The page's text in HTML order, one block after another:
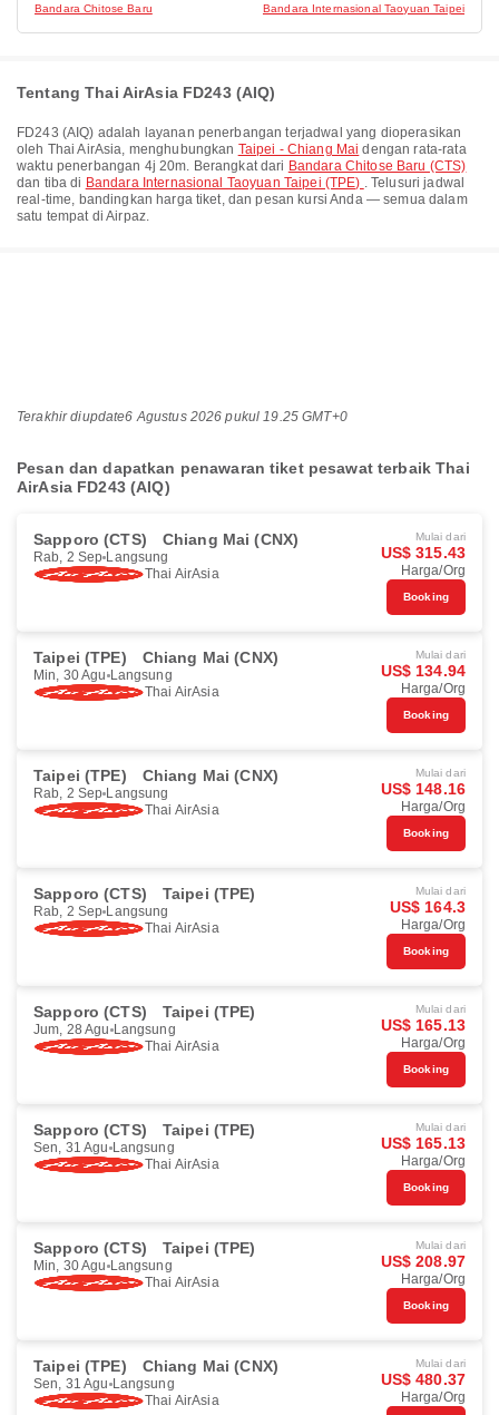
Bandara Chitose Baru Bandara Internasional Taoyuan Taipei
Tentang Thai AirAsia FD243 (AIQ)
FD243 (AIQ) adalah layanan penerbangan terjadwal yang dioperasikan
oleh Thai AirAsia, menghubungkan Taipei - Chiang Mai dengan rata-rata
waktu penerbangan 4j 20m. Berangkat dari Bandara Chitose Baru (CTS)
dan tiba di Bandara Internasional Taoyuan Taipei (TPE) . Telusuri jadwal
real-time, bandingkan harga tiket, dan pesan kursi Anda — semua dalam
satu tempat di Airpaz.
Terakhir diupdate6 Agustus 2026 pukul 19.25 GMT+0
Pesan dan dapatkan penawaran tiket pesawat terbaik Thai
AirAsia FD243 (AIQ)
Sapporo (CTS) Chiang Mai (CNX)
Rab, 2 Sep Langsung
Thai AirAsia
Mulai dari
US$ 315.43
Harga/Org
Booking
Taipei (TPE) Chiang Mai (CNX)
Min, 30 Agu Langsung
Thai AirAsia
Mulai dari
US$ 134.94
Harga/Org
Booking
Taipei (TPE) Chiang Mai (CNX)
Rab, 2 Sep Langsung
Thai AirAsia
Mulai dari
US$ 148.16
Harga/Org
Booking
Sapporo (CTS) Taipei (TPE)
Rab, 2 Sep Langsung
Thai AirAsia
Mulai dari
US$ 164.3
Harga/Org
Booking
Sapporo (CTS) Taipei (TPE)
Jum, 28 Agu Langsung
Thai AirAsia
Mulai dari
US$ 165.13
Harga/Org
Booking
Sapporo (CTS) Taipei (TPE)
Sen, 31 Agu Langsung
Thai AirAsia
Mulai dari
US$ 165.13
Harga/Org
Booking
Sapporo (CTS) Taipei (TPE)
Min, 30 Agu Langsung
Thai AirAsia
Mulai dari
US$ 208.97
Harga/Org
Booking
Taipei (TPE) Chiang Mai (CNX)
Sen, 31 Agu Langsung
Thai AirAsia
Mulai dari
US$ 480.37
Harga/Org